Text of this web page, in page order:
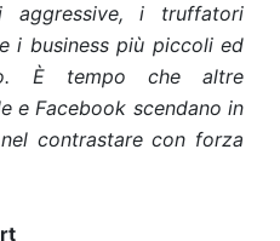
aggressive, i truffatori
i business più piccoli ed
È tempo che altre
e Facebook scendano in
contrastare con forza